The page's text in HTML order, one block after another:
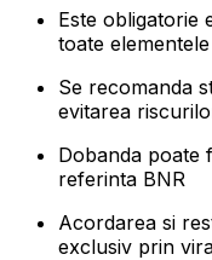
Este obligatorie
toate
Se recomanda
evitarea
Dobanda poate
referinta BNR
Acordarea si
exclusiv prin